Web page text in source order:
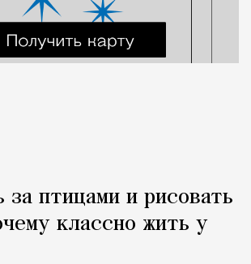
за птицами и рисовать
классно жить у